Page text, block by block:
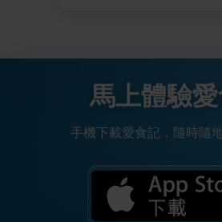
馬上體驗
手機下載愛食記，隨時隨